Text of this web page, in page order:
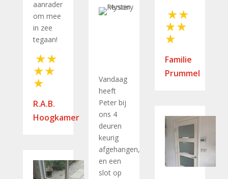
Familie
Prummel
aanrader
om mee
in zee
tegaan!
R.A.B.
Hoogkamer
Vandaag
heeft
Peter bij
ons 4
deuren
keurig
afgehangen,
en een
slot op